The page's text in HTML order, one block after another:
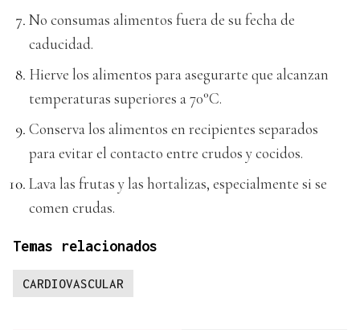
No consumas alimentos fuera de su fecha de
caducidad.
Hierve los alimentos para asegurarte que alcanzan
temperaturas superiores a 70°C.
Conserva los alimentos en recipientes separados
para evitar el contacto entre crudos y cocidos.
Lava las frutas y las hortalizas, especialmente si se
comen crudas.
Temas relacionados
CARDIOVASCULAR